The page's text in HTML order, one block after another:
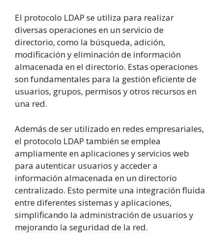
El protocolo LDAP se utiliza para realizar
diversas operaciones en un servicio de
directorio, como la búsqueda, adición,
modificación y eliminación de información
almacenada en el directorio. Estas operaciones
son fundamentales para la gestión eficiente de
usuarios, grupos, permisos y otros recursos en
una red.
Además de ser utilizado en redes empresariales,
el protocolo LDAP también se emplea
ampliamente en aplicaciones y servicios web
para autenticar usuarios y acceder a
información almacenada en un directorio
centralizado. Esto permite una integración fluida
entre diferentes sistemas y aplicaciones,
simplificando la administración de usuarios y
mejorando la seguridad de la red.